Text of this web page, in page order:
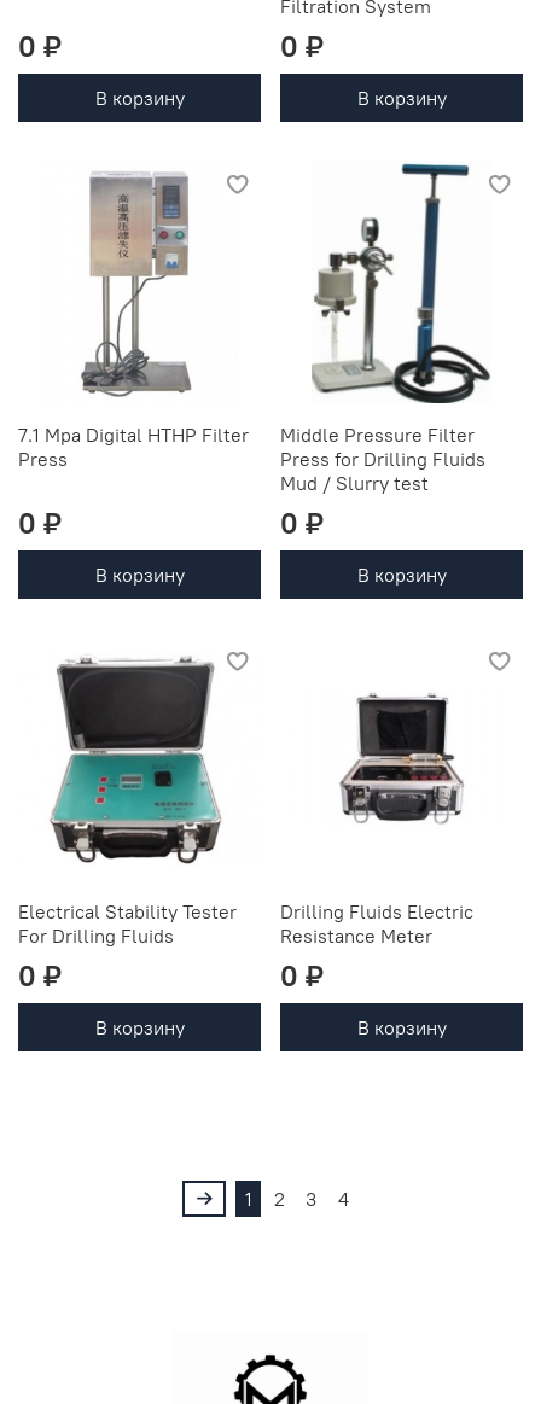
0 ₽
В корзину
Filtration System
0 ₽
В корзину
7.1 Mpa Digital HTHP Filter
Press
0 ₽
В корзину
Middle Pressure Filter
Press for Drilling Fluids
Mud / Slurry test
0 ₽
В корзину
Electrical Stability Tester
For Drilling Fluids
0 ₽
В корзину
Drilling Fluids Electric
Resistance Meter
0 ₽
В корзину
1 2 3 4